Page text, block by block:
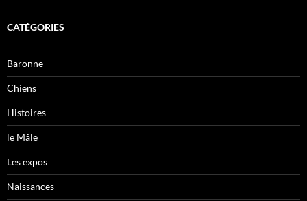
CATÉGORIES
Baronne
Chiens
Histoires
le Mâle
Les expos
Naissances